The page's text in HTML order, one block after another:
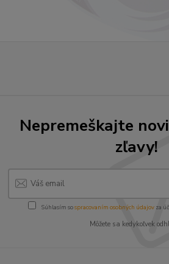
Nepremeškajte
zľavy!
Súhlasím sospracovaním osobných údajov za
Môžete sa kedykoľvek